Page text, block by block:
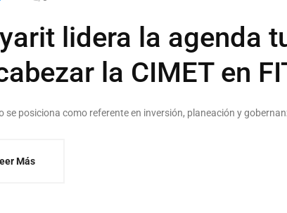
lidera la agenda
la CIMET en
se posiciona como referente en inversión, planeación y
Más